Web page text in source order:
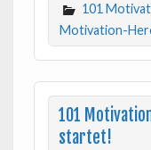
101
Motivation-
101
startet!